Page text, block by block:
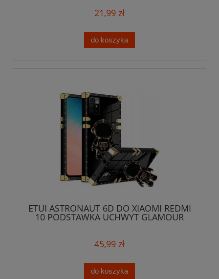
21,99 zł
do koszyka
ETUI ASTRONAUT 6D DO XIAOMI REDMI
10 PODSTAWKA UCHWYT GLAMOUR
45,99 zł
do koszyka